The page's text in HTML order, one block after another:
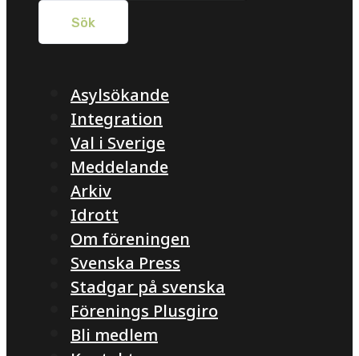
Asylsökande
Integration
Val i Sverige
Meddelande
Arkiv
Idrott
Om föreningen
Svenska Press
Stadgar på svenska
Förenings Plusgiro
Bli medlem